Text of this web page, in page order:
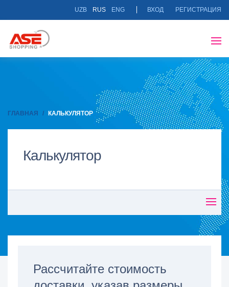
UZB RUS ENG ВХОД РЕГИСТРАЦИЯ
ГЛАВНАЯ КАЛЬКУЛЯТОР
Калькулятор
Рассчитайте стоимость